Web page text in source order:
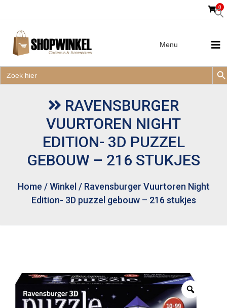
naar:
0
Zoek
naar:
Menu
RAVENSBURGER
VUURTOREN NIGHT
EDITION- 3D PUZZEL
GEBOUW – 216 STUKJES
Home /Winkel / Ravensburger Vuurtoren Night
Edition- 3D puzzel gebouw – 216 stukjes